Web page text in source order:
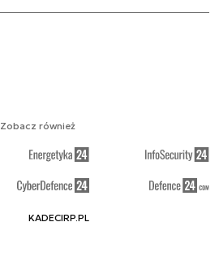
Zobacz również
KADECIRP.PL